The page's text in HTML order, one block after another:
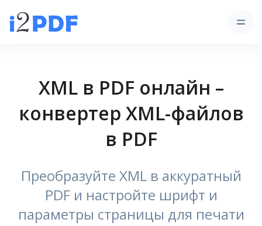
XML в PDF онлайн –
конвертер XML-файлов
в PDF
Преобразуйте XML в аккуратный
PDF и настройте шрифт и
параметры страницы для печати